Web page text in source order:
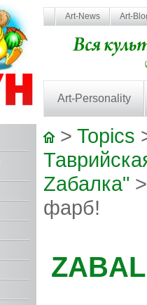
Art-News Art-
Art-Personality
> Topics
Zабалка"
фарб!